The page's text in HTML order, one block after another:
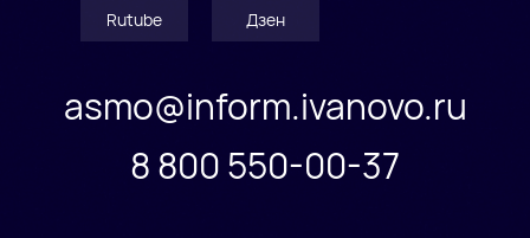
Rutube Дзен
asmo@inform.ivanovo.ru
8 800 550-00-37